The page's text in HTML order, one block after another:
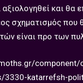
και θα
σχηματισμός που
είναι προ των
3330-katarrefsh-